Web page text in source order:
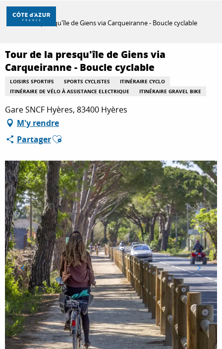
Aller
contenu
DÉCOUVRIR
À FAIRE
SÉJOURNER
Accueil
Tour de la presqu'île de Giens via Carqueiranne - Boucle cyclable
Tour de la presqu'île de Giens via
Carqueiranne - Boucle cyclable
LOISIRS SPORTIFS SPORTS CYCLISTES
ITINÉRAIRE CYCLO
ITINÉRAIRE DE VÉLO À ASSISTANCE ELECTRIQUE
ITINÉRAIRE GRAVEL BIKE
Gare SNCF Hyères, 83400 Hyères
M'y rendre
PartagerAjouter aux favoris